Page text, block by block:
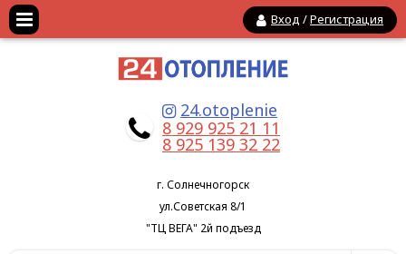
Вход /Регистрация
24.otoplenie
8 929 925 21 11
8 925 139 32 22
г. Солнечногорск
ул.Советская 8/1
"ТЦ ВЕГА" 2й подъезд